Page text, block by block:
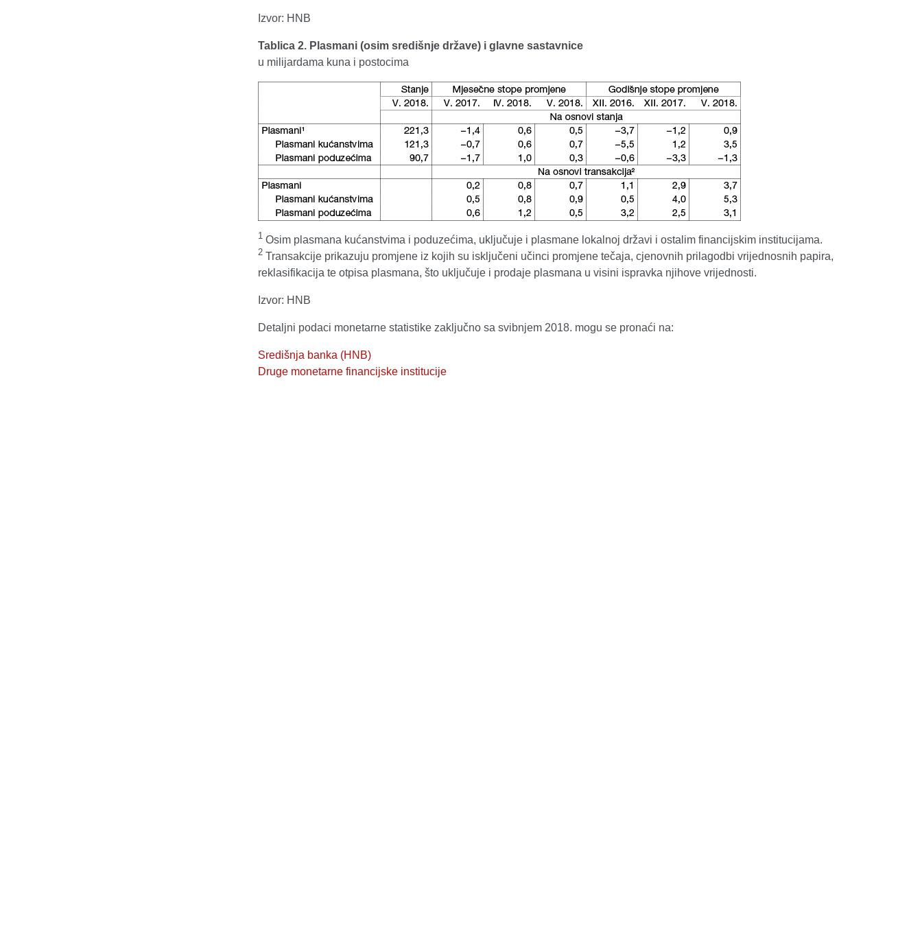
Izvor: HNB
Tablica 2. Plasmani (osim središnje države) i glavne sastavnice
u milijardama kuna i postocima
1 Osim plasmana kućanstvima i poduzećima, uključuje i plasmane lokalnoj državi i ostalim financijskim institucijama.
2 Transakcije prikazuju promjene iz kojih su isključeni učinci promjene tečaja, cjenovnih prilagodbi vrijednosnih papira,
reklasifikacija te otpisa plasmana, što uključuje i prodaje plasmana u visini ispravka njihove vrijednosti.
Izvor: HNB
Detaljni podaci monetarne statistike zaključno sa svibnjem 2018. mogu se pronaći na:
Središnja banka (HNB)
Druge monetarne financijske institucije